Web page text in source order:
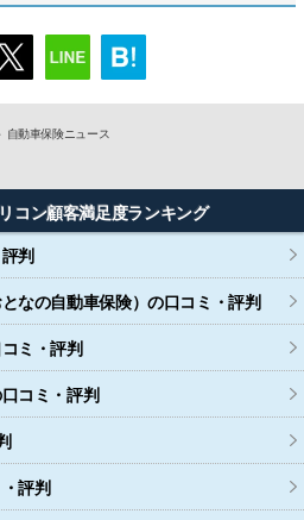
自動車保険ニュース
コン顧客満足度ランキング
判
なの自動車保険）の口コミ・評判
ミ・評判
コミ・評判
評判